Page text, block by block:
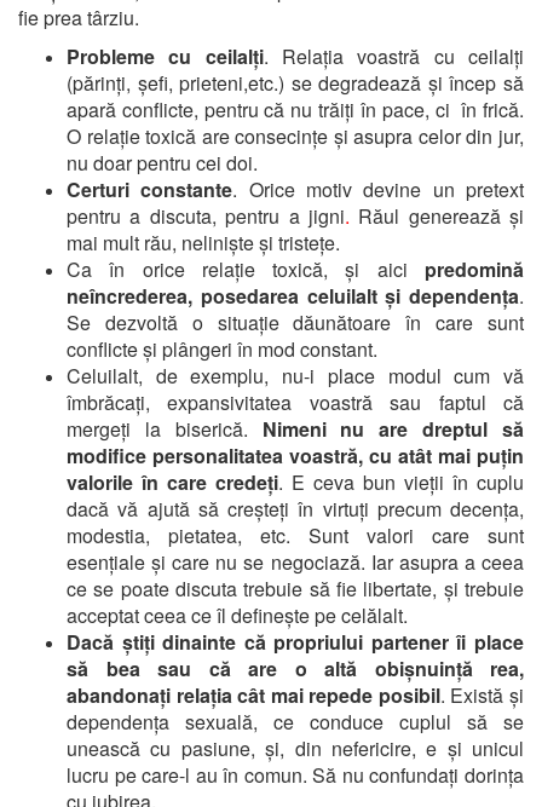
fie prea târziu.
Probleme cu ceilalți. Relația voastră cu ceilalți
(părinți, șefi, prieteni,etc.) se degradează și încep să
apară conflicte, pentru că nu trăiți în pace, ci în frică.
O relație toxică are consecințe și asupra celor din jur,
nu doar pentru cei doi.
Certuri constante. Orice motiv devine un pretext
pentru a discuta, pentru a jigni. Răul generează și
mai mult rău, neliniște și tristețe.
Ca în orice relație toxică, și aici predomină
neîncrederea, posedarea celuilalt și dependența.
Se dezvoltă o situație dăunătoare în care sunt
conflicte și plângeri în mod constant.
Celuilalt, de exemplu, nu-i place modul cum vă
îmbrăcați, expansivitatea voastră sau faptul că
mergeți la biserică. Nimeni nu are dreptul să
modifice personalitatea voastră, cu atât mai puțin
valorile în care credeți. E ceva bun vieții în cuplu
dacă vă ajută să creșteți în virtuți precum decența,
modestia, pietatea, etc. Sunt valori care sunt
esențiale și care nu se negociază. Iar asupra a ceea
ce se poate discuta trebuie să fie libertate, și trebuie
acceptat ceea ce îl definește pe celălalt.
Dacă știți dinainte că propriului partener îi place
să bea sau că are o altă obișnuință rea,
abandonați relația cât mai repede posibil. Există și
dependența sexuală, ce conduce cuplul să se
unească cu pasiune, și, din nefericire, e și unicul
lucru pe care-l au în comun. Să nu confundați dorința
cu iubirea.